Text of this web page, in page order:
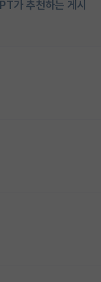
가 추천하는 게시